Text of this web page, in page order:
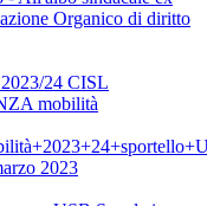
Organico di diritto
24 CISL
mobilità
2023